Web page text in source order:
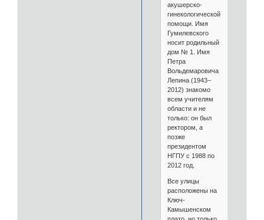
акушерско-
гинекологической
помощи. Имя
Гумилевского
носит родильный
дом № 1. Имя
Петра
Вольдемаровича
Лепина (1943–
2012) знакомо
всем учителям
области и не
только: он был
ректором, а
позже
президентом
НГПУ с 1988 по
2012 год.
Все улицы
расположены на
Ключ-
Камышенском
плато, но только